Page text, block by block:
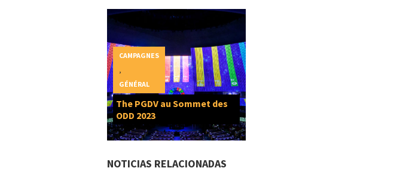
Ville
The PGDV au Sommet des
ODD 2023
CAMPAGNES
GÉNÉRAL
NOTICIAS RELACIONADAS